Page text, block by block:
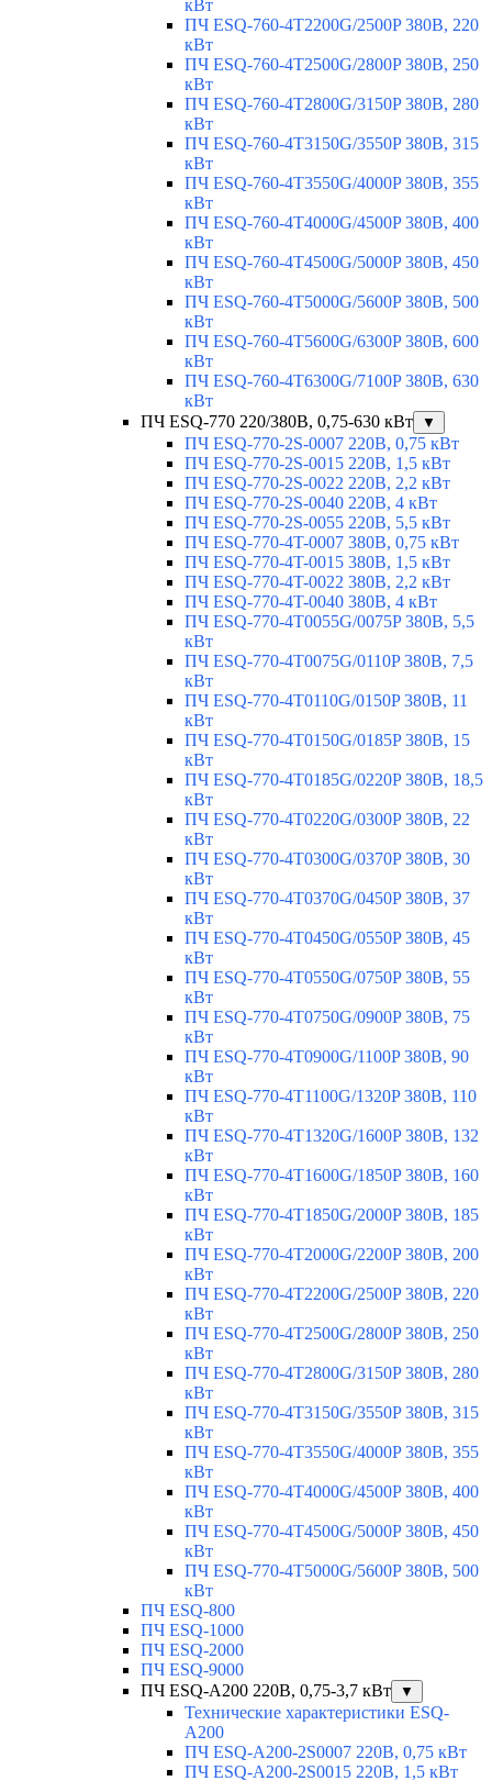
кВт
ПЧ ESQ-760-4T2200G/2500P 380В, 220
кВт
ПЧ ESQ-760-4T2500G/2800P 380В, 250
кВт
ПЧ ESQ-760-4T2800G/3150P 380В, 280
кВт
ПЧ ESQ-760-4T3150G/3550P 380В, 315
кВт
ПЧ ESQ-760-4T3550G/4000P 380В, 355
кВт
ПЧ ESQ-760-4T4000G/4500P 380В, 400
кВт
ПЧ ESQ-760-4T4500G/5000P 380В, 450
кВт
ПЧ ESQ-760-4T5000G/5600P 380В, 500
кВт
ПЧ ESQ-760-4T5600G/6300P 380В, 600
кВт
ПЧ ESQ-760-4T6300G/7100P 380В, 630
кВт
ПЧ ESQ-770 220/380В, 0,75-630 кВт
▼
ПЧ ESQ-770-2S-0007 220В, 0,75 кВт
ПЧ ESQ-770-2S-0015 220В, 1,5 кВт
ПЧ ESQ-770-2S-0022 220В, 2,2 кВт
ПЧ ESQ-770-2S-0040 220В, 4 кВт
ПЧ ESQ-770-2S-0055 220В, 5,5 кВт
ПЧ ESQ-770-4T-0007 380В, 0,75 кВт
ПЧ ESQ-770-4T-0015 380В, 1,5 кВт
ПЧ ESQ-770-4T-0022 380В, 2,2 кВт
ПЧ ESQ-770-4T-0040 380В, 4 кВт
ПЧ ESQ-770-4T0055G/0075P 380В, 5,5
кВт
ПЧ ESQ-770-4T0075G/0110P 380В, 7,5
кВт
ПЧ ESQ-770-4T0110G/0150P 380В, 11
кВт
ПЧ ESQ-770-4T0150G/0185P 380В, 15
кВт
ПЧ ESQ-770-4T0185G/0220P 380В, 18,5
кВт
ПЧ ESQ-770-4T0220G/0300P 380В, 22
кВт
ПЧ ESQ-770-4T0300G/0370P 380В, 30
кВт
ПЧ ESQ-770-4T0370G/0450P 380В, 37
кВт
ПЧ ESQ-770-4T0450G/0550P 380В, 45
кВт
ПЧ ESQ-770-4T0550G/0750P 380В, 55
кВт
ПЧ ESQ-770-4T0750G/0900P 380В, 75
кВт
ПЧ ESQ-770-4T0900G/1100P 380В, 90
кВт
ПЧ ESQ-770-4T1100G/1320P 380В, 110
кВт
ПЧ ESQ-770-4T1320G/1600P 380В, 132
кВт
ПЧ ESQ-770-4T1600G/1850P 380В, 160
кВт
ПЧ ESQ-770-4T1850G/2000P 380В, 185
кВт
ПЧ ESQ-770-4T2000G/2200P 380В, 200
кВт
ПЧ ESQ-770-4T2200G/2500P 380В, 220
кВт
ПЧ ESQ-770-4T2500G/2800P 380В, 250
кВт
ПЧ ESQ-770-4T2800G/3150P 380В, 280
кВт
ПЧ ESQ-770-4T3150G/3550P 380В, 315
кВт
ПЧ ESQ-770-4T3550G/4000P 380В, 355
кВт
ПЧ ESQ-770-4T4000G/4500P 380В, 400
кВт
ПЧ ESQ-770-4T4500G/5000P 380В, 450
кВт
ПЧ ESQ-770-4T5000G/5600P 380В, 500
кВт
ПЧ ESQ-800
ПЧ ESQ-1000
ПЧ ESQ-2000
ПЧ ESQ-9000
ПЧ ESQ-A200 220В, 0,75-3,7 кВт
▼
Технические характеристики ESQ-
A200
ПЧ ESQ-A200-2S0007 220В, 0,75 кВт
ПЧ ESQ-A200-2S0015 220В, 1,5 кВт